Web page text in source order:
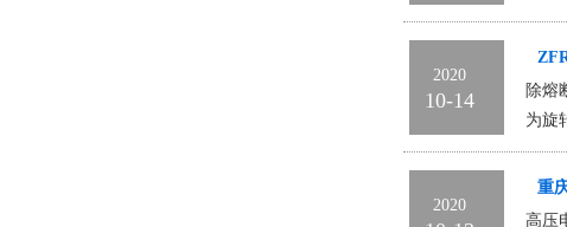
2020
10-14
除熔
为旋
2020
重
高压